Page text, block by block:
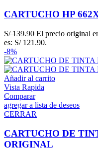
CARTUCHO HP
S/139.90 El precio original
es: S/ 121.90.
-8%
Añadir al carrito
Vista Rapida
Comparar
agregar a lista de deseos
CERRAR
CARTUCHO DE
ORIGINAL